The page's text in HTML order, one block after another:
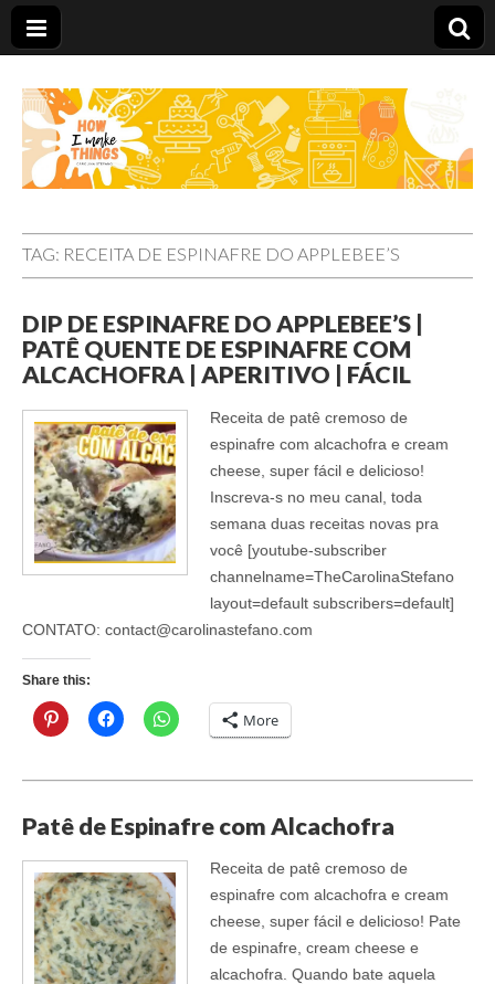
Carolina Stefano
TAG: RECEITA DE ESPINAFRE DO APPLEBEE’S
DIP DE ESPINAFRE DO APPLEBEE’S |
PATÊ QUENTE DE ESPINAFRE COM
ALCACHOFRA | APERITIVO | FÁCIL
Receita de patê cremoso de
espinafre com alcachofra e cream
cheese, super fácil e delicioso!
Inscreva-s no meu canal, toda
semana duas receitas novas pra
você [youtube-subscriber
channelname=TheCarolinaStefano
layout=default subscribers=default]
CONTATO: contact@carolinastefano.com
Share this:
More
Patê de Espinafre com Alcachofra
Receita de patê cremoso de
espinafre com alcachofra e cream
cheese, super fácil e delicioso! Pate
de espinafre, cream cheese e
alcachofra. Quando bate aquela